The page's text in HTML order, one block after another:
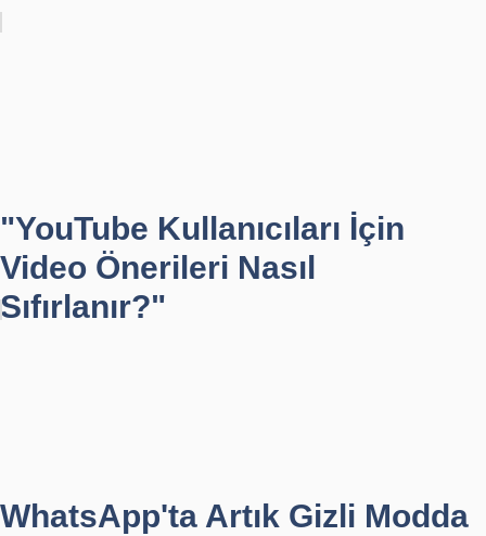
"YouTube Kullanıcıları İçin
Video Önerileri Nasıl
Sıfırlanır?"
WhatsApp'ta Artık Gizli Modda